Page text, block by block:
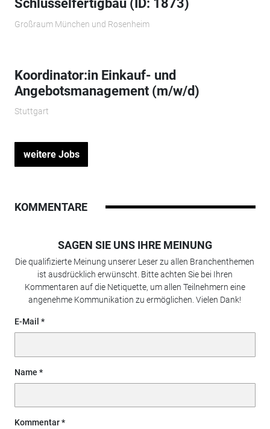
Schlüsselfertigbau (ID: 1873)
Großraum München und Rosenheim
Koordinator:in Einkauf- und
Angebotsmanagement (m/w/d)
Stuttgart
weitere Jobs
KOMMENTARE
SAGEN SIE UNS IHRE MEINUNG
Die qualifizierte Meinung unserer Leser zu allen Branchenthemen
ist ausdrücklich erwünscht. Bitte achten Sie bei Ihren
Kommentaren auf die Netiquette, um allen Teilnehmern eine
angenehme Kommunikation zu ermöglichen. Vielen Dank!
E-Mail
Name
Kommentar